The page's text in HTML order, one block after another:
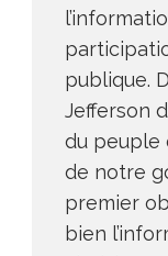
publique.
Jefferson
du peuple
de notre
premier
bien